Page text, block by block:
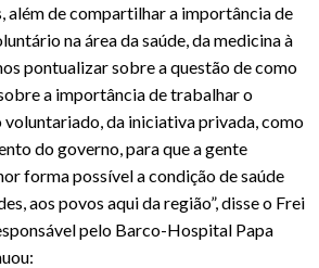
além de compartilhar a importância de
na área da saúde, da medicina à
pontualizar sobre a questão de como
a importância de trabalhar o
da iniciativa privada, como
do governo, para que a gente
forma possível a condição de saúde
aos povos aqui da região”, disse o Frei
pelo Barco-Hospital Papa